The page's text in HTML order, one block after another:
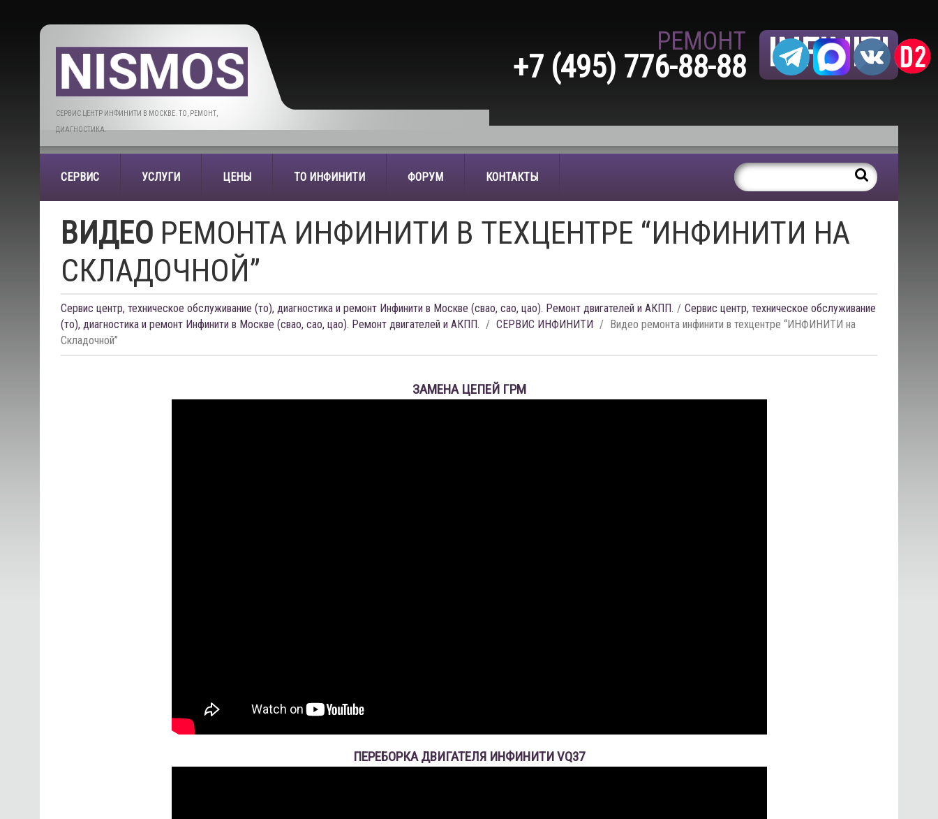
СЕРВИС ЦЕНТР ИНФИНИТИ В МОСКВЕ. ТО, РЕМОНТ,
ДИАГНОСТИКА.
INFINITI
РЕМОНТ
+7 (495) 776-88-88
СЕРВИС УСЛУГИ ЦЕНЫ ТО ИНФИНИТИ ФОРУМ КОНТАКТЫ
ВИДЕО РЕМОНТА ИНФИНИТИ В ТЕХЦЕНТРЕ “ИНФИНИТИ НА
СКЛАДОЧНОЙ”
Сервис центр, техническое обслуживание (то), диагностика и ремонт Инфинити в Москве (свао, сао, цао). Ремонт двигателей и АКПП.
Сервис центр, техническое обслуживание
(то), диагностика и ремонт Инфинити в Москве (свао, сао, цао). Ремонт двигателей и АКПП.
СЕРВИС ИНФИНИТИ
Видео ремонта инфинити в техцентре “ИНФИНИТИ на
Складочной”
ЗАМЕНА ЦЕПЕЙ ГРМ
ПЕРЕБОРКА ДВИГАТЕЛЯ ИНФИНИТИ VQ37